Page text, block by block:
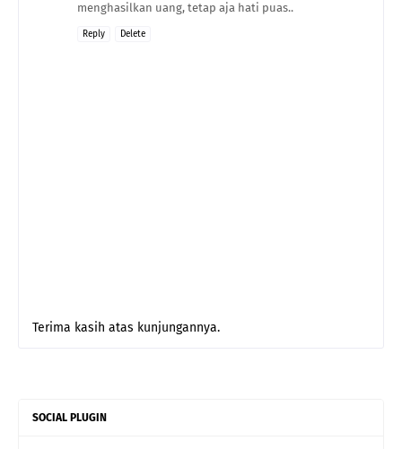
menghasilkan uang, tetap aja hati puas..
Reply Delete
Terima kasih atas kunjungannya.
SOCIAL PLUGIN